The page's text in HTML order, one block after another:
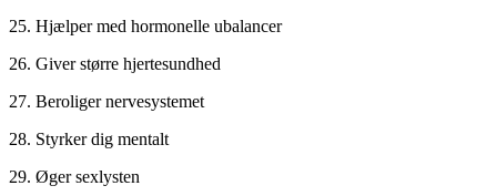
25. Hjælper med hormonelle ubalancer
26. Giver større hjertesundhed
27. Beroliger nervesystemet
28. Styrker dig mentalt
29. Øger sexlysten